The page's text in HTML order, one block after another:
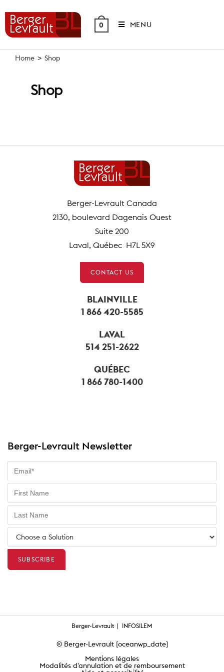
content
0 MENU
Home > Shop
Shop
Berger-Levrault Canada
2130, boulevard Dagenais Ouest
Suite 200
Laval, Québec H7L 5X9
CONTACT US
BLAINVILLE
1 866 420-5585
LAVAL
514 251-2622
QUÉBEC
1 866 780-1400
Berger-Levrault Newsletter
Berger-Levrault INFOSILEM
© Berger-Levrault [oceanwp_date]
Mentions légales
Modalités d'annulation et de remboursement